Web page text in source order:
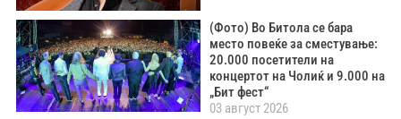
(Фото) Во Битола се бара
место повеќе за сместување:
20.000 посетители на
концертот на Чолиќ и 9.000 на
„Бит фест“
03 август 2026